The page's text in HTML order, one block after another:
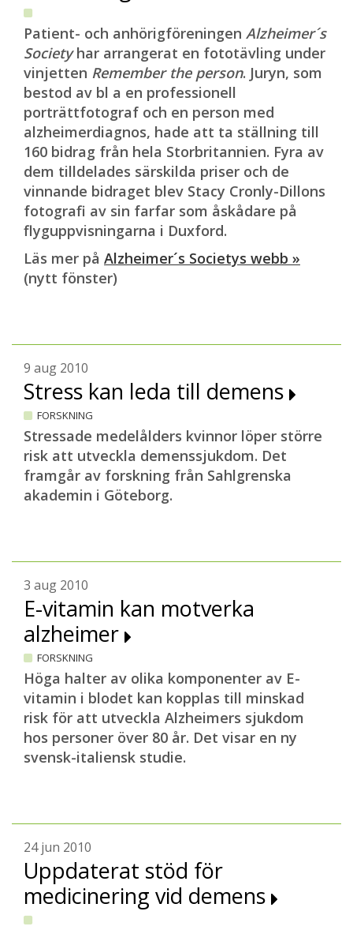
Patient- och anhörigföreningen Alzheimer´s
Societyhar arrangerat en fototävling under
vinjetten Remember the person. Juryn, som
bestod av bl a en professionell
porträttfotograf och en person med
alzheimerdiagnos, hade att ta ställning till
160 bidrag från hela Storbritannien. Fyra av
dem tilldelades särskilda priser och de
vinnande bidraget blev Stacy Cronly-Dillons
fotografi av sin farfar som åskådare på
flyguppvisningarna i Duxford.
Läs mer på Alzheimer´s Societys webb »
(nytt fönster)
9 aug 2010
Stress kan leda till demens
FORSKNING
Stressade medelålders kvinnor löper större
risk att utveckla demenssjukdom. Det
framgår av forskning från Sahlgrenska
akademin i Göteborg.
3 aug 2010
E-vitamin kan motverka
alzheimer
FORSKNING
Höga halter av olika komponenter av E-
vitamin i blodet kan kopplas till minskad
risk för att utveckla Alzheimers sjukdom
hos personer över 80 år. Det visar en ny
svensk-italiensk studie.
24 jun 2010
Uppdaterat stöd för
medicinering vid demens